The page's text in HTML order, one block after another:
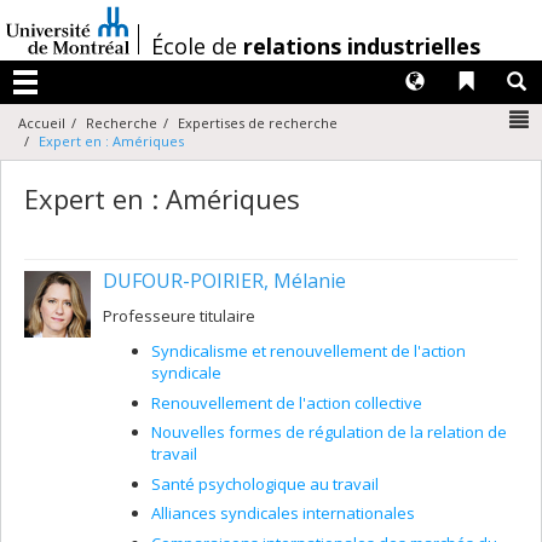
au
contenu
/École de relations industrielles
Menu
Liens
Langues
Accueil Recherche
Expertises de recherche
Expert en : Amériques
Expert en : Amériques
DUFOUR-POIRIER, Mélanie
Professeure titulaire
Syndicalisme et renouvellement de l'action
syndicale
Renouvellement de l'action collective
Nouvelles formes de régulation de la relation de
travail
Santé psychologique au travail
Alliances syndicales internationales